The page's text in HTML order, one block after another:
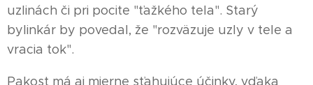
uzlinách či pri pocite "ťažkého tela". Starý
bylinkár by povedal, že "rozväzuje uzly v tele a
vracia tok".
Pakost má aj mierne sťahujúce účinky, vďaka